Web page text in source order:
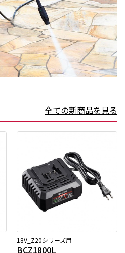
全ての新商品を見る
18V_Z20シリーズ用
BCZ1800L